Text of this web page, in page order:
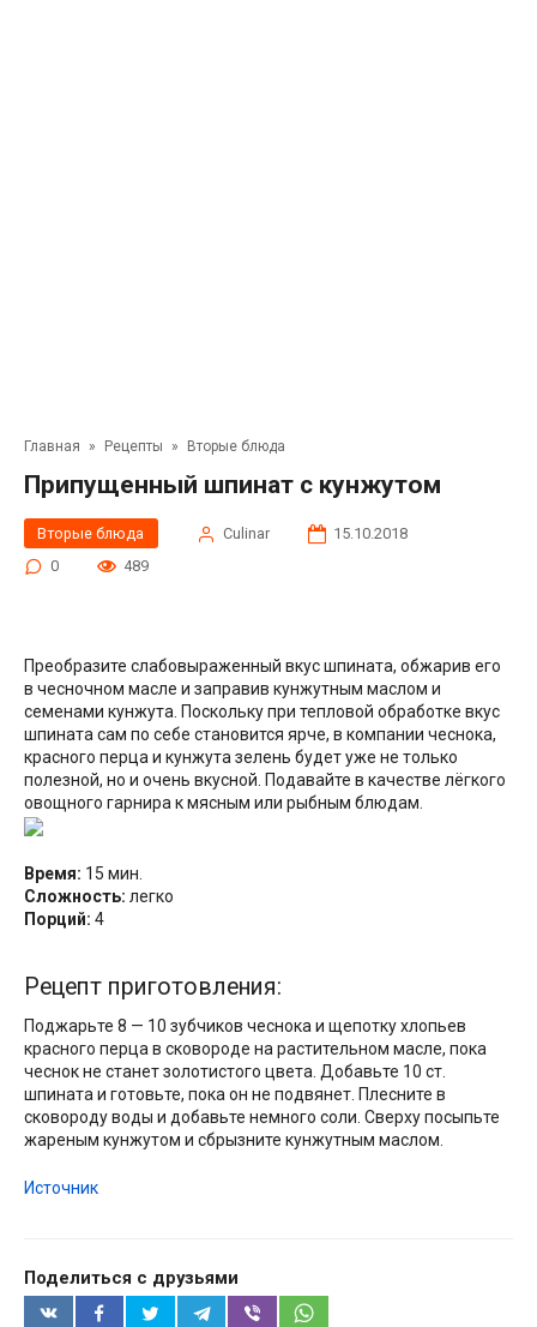
Главная » Рецепты » Вторые блюда
Припущенный шпинат с кунжутом
Вторые блюда Сulinar
15.10.2018
0
489
Преобразите слабовыраженный вкус шпината, обжарив его
в чесночном масле и заправив кунжутным маслом и
семенами кунжута. Поскольку при тепловой обработке вкус
шпината сам по себе становится ярче, в компании чеснока,
красного перца и кунжута зелень будет уже не только
полезной, но и очень вкусной. Подавайте в качестве лёгкого
овощного гарнира к мясным или рыбным блюдам.
Время: 15 мин.
Сложность: легко
Порций: 4
Рецепт приготовления:
Поджарьте 8 — 10 зубчиков чеснока и щепотку хлопьев
красного перца в сковороде на растительном масле, пока
чеснок не станет золотистого цвета. Добавьте 10 ст.
шпината и готовьте, пока он не подвянет. Плесните в
сковороду воды и добавьте немного соли. Сверху посыпьте
жареным кунжутом и сбрызните кунжутным маслом.
Источник
Поделиться с друзьями